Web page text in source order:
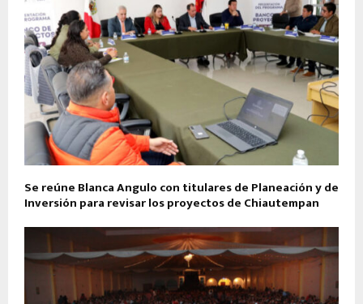
Se reúne Blanca Angulo con titulares de Planeación y de
Inversión para revisar los proyectos de Chiautempan